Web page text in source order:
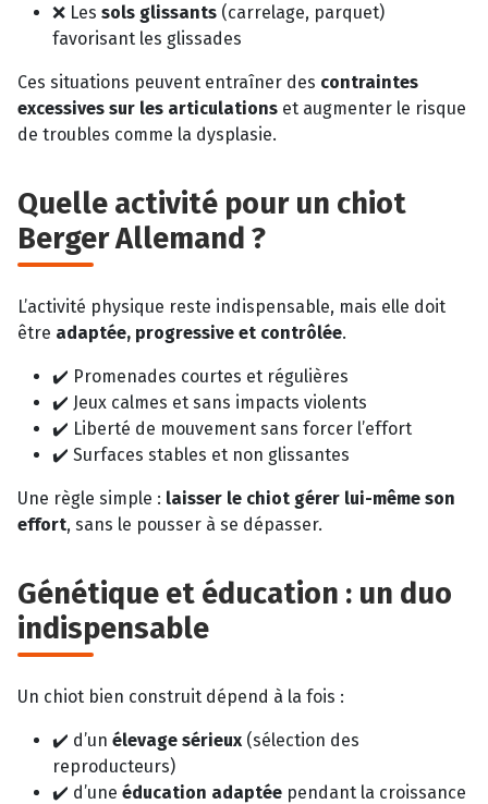
❌ Les sols glissants (carrelage, parquet)
favorisant les glissades
Ces situations peuvent entraîner des contraintes
excessives sur les articulations et augmenter le risque
de troubles comme la dysplasie.
Quelle activité pour un chiot
Berger Allemand ?
L’activité physique reste indispensable, mais elle doit
être adaptée, progressive et contrôlée.
✔️ Promenades courtes et régulières
✔️ Jeux calmes et sans impacts violents
✔️ Liberté de mouvement sans forcer l’effort
✔️ Surfaces stables et non glissantes
Une règle simple : laisser le chiot gérer lui-même son
effort, sans le pousser à se dépasser.
Génétique et éducation : un duo
indispensable
Un chiot bien construit dépend à la fois :
✔️ d’un élevage sérieux (sélection des
reproducteurs)
✔️ d’une éducation adaptée pendant la croissance